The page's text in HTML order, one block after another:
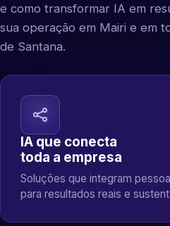
e como transformar IA em
sua operação em Mairi e em
de Santana.
IA que conecta
toda a empresa
Soluções que integram
para resultados reais e